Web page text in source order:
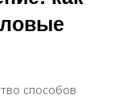
способов